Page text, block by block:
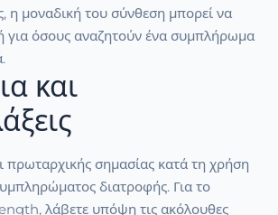
η μοναδική του σύνθεση μπορεί να
για όσους αναζητούν ένα συμπλήρωμα
και
πρωταρχικής σημασίας κατά τη χρήση
διατροφής. Για το
λάβετε υπόψη τις ακόλουθες